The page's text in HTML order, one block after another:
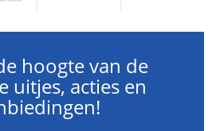
hoogte van de
uitjes, acties en